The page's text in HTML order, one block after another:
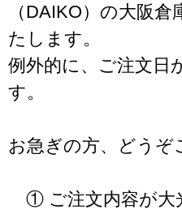
（DAIKO）の大阪
たします。
例外的に、ご注文日
す。
お急ぎの方、どうぞ
① ご注文内容が大